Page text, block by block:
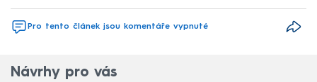
Pro tento článek jsou komentáře vypnuté
Návrhy pro vás